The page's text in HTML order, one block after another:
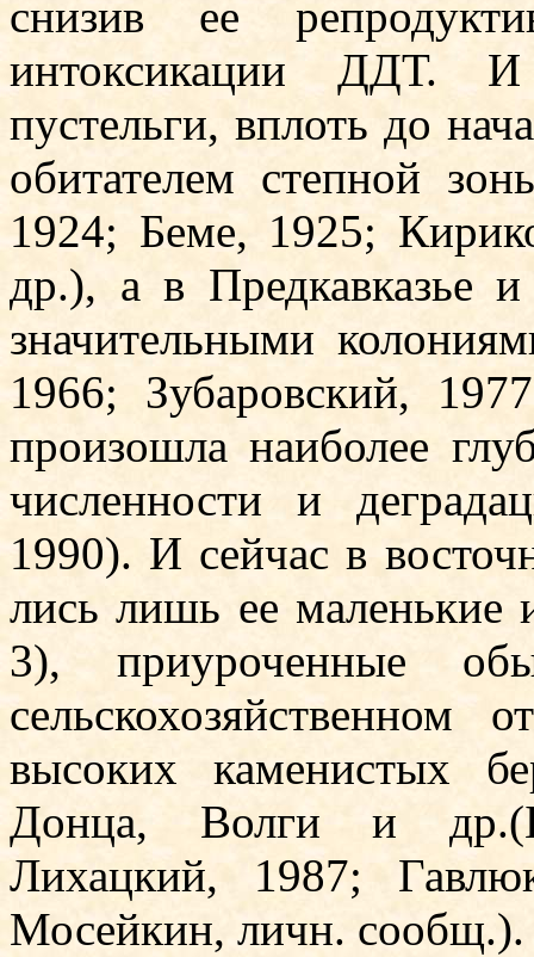
снизив ее
интоксикации ДДТ. И
пустельги, вплоть до
обитателем степной
1924; Бе­ме, 1925;
др.), а в Предкавказье
значительными
1966; Зубаровский,
произошла наибо­лее
численнос­ти и
1990). И сейчас в
лись лишь ее маленькие
3), приуроченные
сельскохозяйственном
высоких каменистых
Донца, Волги и
Лихацкий, 1987;
Мосейкин, личн. сообщ.).